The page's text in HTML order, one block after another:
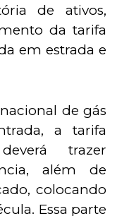
de ativos,
da tarifa
em estrada e
de gás
a tarifa
trazer
além de
colocando
Essa parte